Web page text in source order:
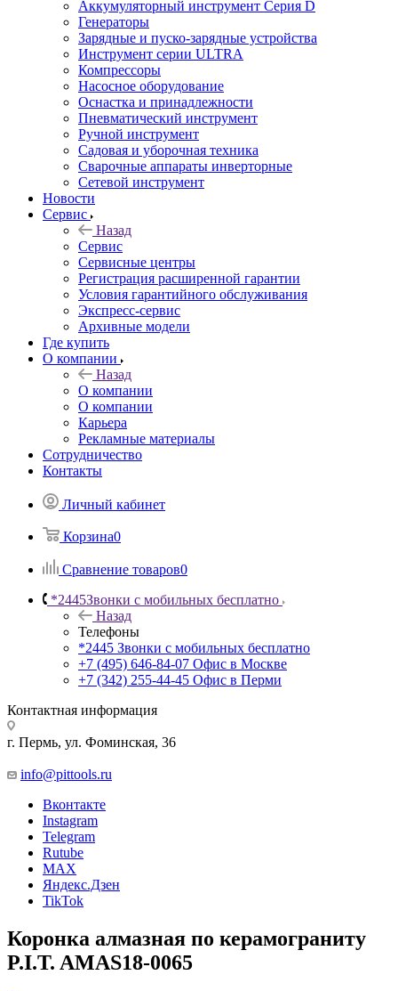
Аккумуляторный инструмент Серия D
Генераторы
Зарядные и пуско-зарядные устройства
Инструмент серии ULTRA
Компрессоры
Насосное оборудование
Оснастка и принадлежности
Пневматический инструмент
Ручной инструмент
Садовая и уборочная техника
Сварочные аппараты инверторные
Сетевой инструмент
Новости
Сервис
Назад
Сервис
Сервисные центры
Регистрация расширенной гарантии
Условия гарантийного обслуживания
Экспресс-сервис
Архивные модели
Где купить
О компании
Назад
О компании
О компании
Карьера
Рекламные материалы
Сотрудничество
Контакты
Личный кабинет
Корзина0
Сравнение товаров0
*2445Звонки с мобильных бесплатно
Назад
Телефоны
*2445 Звонки с мобильных бесплатно
+7 (495) 646-84-07 Офис в Москве
+7 (342) 255-44-45 Офис в Перми
Контактная информация
г. Пермь, ул. Фоминская, 36
info@pittools.ru
Вконтакте
Instagram
Telegram
Rutube
MAX
Яндекс.Дзен
TikTok
Коронка алмазная по керамограниту
P.I.T. AMAS18-0065